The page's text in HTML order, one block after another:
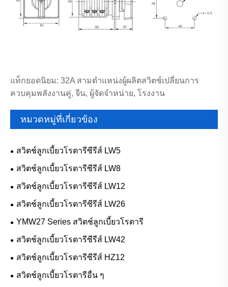
แท็กยอดนิยม: 32A สามตำแหน่งผู้ผลิตสวิตช์เปลี่ยนการ
ควบคุมพลังงานคู่, จีน, ผู้จัดจำหน่าย, โรงงาน
หมวดหมู่ที่เกี่ยวข้อง
สวิตช์ลูกเบี้ยวโรตารีซีรีส์ LW5
สวิตช์ลูกเบี้ยวโรตารีซีรีส์ LW8
สวิตช์ลูกเบี้ยวโรตารีซีรีส์ LW12
สวิตช์ลูกเบี้ยวโรตารีซีรีส์ LW26
YMW27 Series สวิตช์ลูกเบี้ยวโรตารี
สวิตช์ลูกเบี้ยวโรตารีซีรีส์ LW42
สวิตช์ลูกเบี้ยวโรตารีซีรีส์ HZ12
สวิตช์ลูกเบี้ยวโรตารีอื่น ๆ